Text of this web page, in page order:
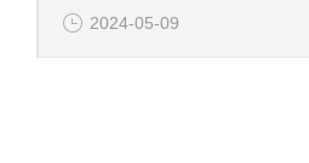
2024-05-09